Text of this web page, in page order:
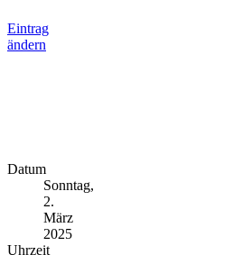
Eintrag
ändern
Datum
Sonntag,
2.
März
2025
Uhrzeit